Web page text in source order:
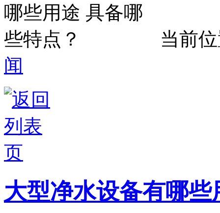
当前
闻
大型净水设备有哪